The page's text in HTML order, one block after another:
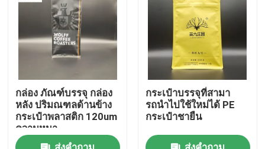
ติดต่อเรา
ขอใบเสนอราคา
กระเป๋าพลาสติก
กระเป๋าบรรจุสารที่สามารถทําผสมได้
กล่อง ภัณฑ์บรรจุ กล่อง
หลัง ปริมณฑลด้านข้าง
กระเป๋าพลาสติก 120um
ความหนา
กระเป๋าบรรจุที่สามา
รถนําไปใช้ใหม่ได้ PE
กระเป๋าชายืน